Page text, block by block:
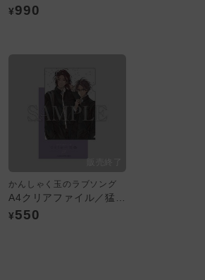
¥990
かんしゃく玉のラブソング
¥550